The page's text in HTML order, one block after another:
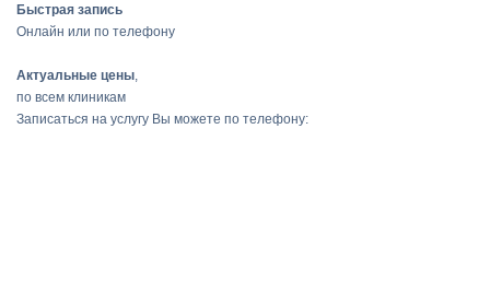
Быстрая запись
Онлайн или по телефону
Актуальные цены,
по всем клиникам
Записаться на услугу Вы можете по телефону: